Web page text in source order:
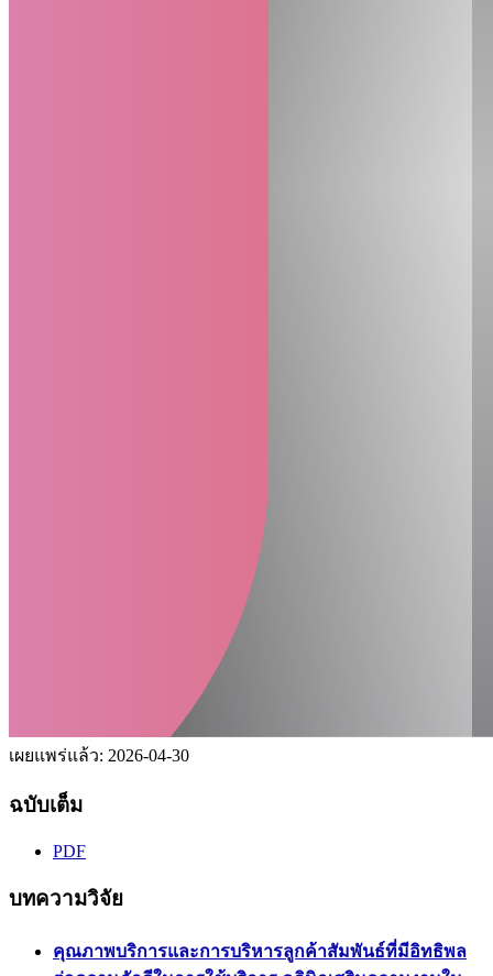
เผยแพร่แล้ว: 2026-04-30
ฉบับเต็ม
PDF
บทความวิจัย
คุณภาพบริการและการบริหารลูกค้าสัมพันธ์ที่มีอิทธิพล